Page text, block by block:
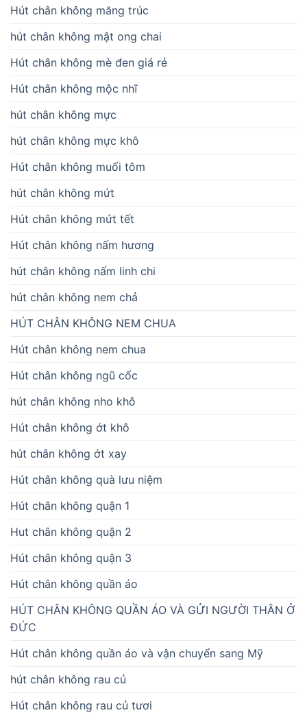
Hút chân không măng trúc
hút chân không mật ong chai
Hút chân không mè đen giá rẻ
Hút chân không mộc nhĩ
hút chân không mực
hút chân không mực khô
Hút chân không muối tôm
hút chân không mứt
Hút chân không mứt tết
Hút chân không nấm hương
hút chân không nấm linh chi
hút chân không nem chả
HÚT CHÂN KHÔNG NEM CHUA
Hút chân không nem chua
Hút chân không ngũ cốc
hút chân không nho khô
Hút chân không ớt khô
hút chân không ớt xay
Hút chân không quà lưu niệm
Hút chân không quận 1
Hut chân không quận 2
Hút chân không quận 3
Hút chân không quần áo
HÚT CHÂN KHÔNG QUẦN ÁO VÀ GỬI NGƯỜI THÂN Ở
ĐỨC
Hút chân không quần áo và vận chuyển sang Mỹ
hút chân không rau củ
Hút chân không rau củ tươi